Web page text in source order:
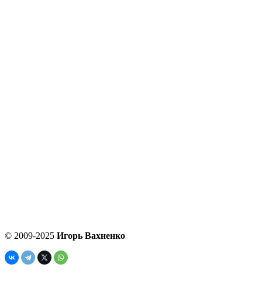
© 2009-2025 Игорь Вахненко